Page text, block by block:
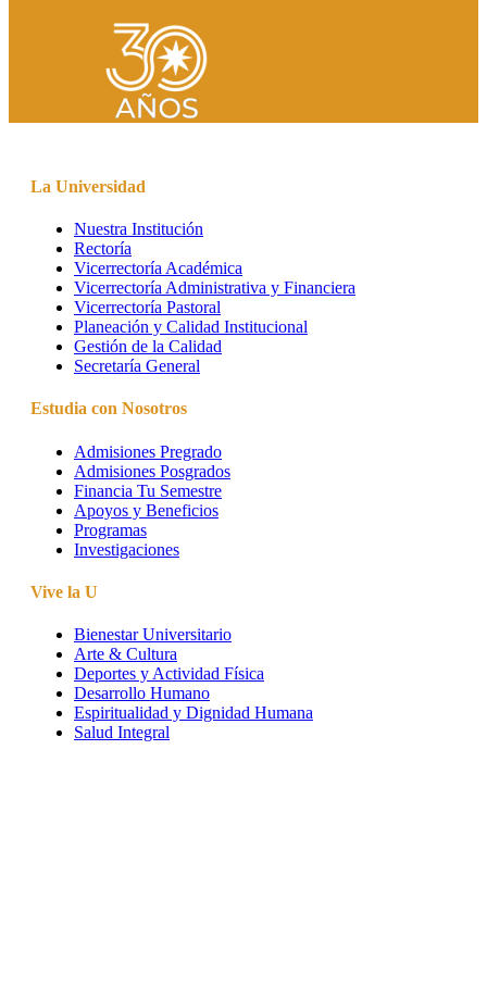
La Universidad
Nuestra Institución
Rectoría
Vicerrectoría Académica
Vicerrectoría Administrativa y Financiera
Vicerrectoría Pastoral
Planeación y Calidad Institucional
Gestión de la Calidad
Secretaría General
Estudia con Nosotros
Admisiones Pregrado
Admisiones Posgrados
Financia Tu Semestre
Apoyos y Beneficios
Programas
Investigaciones
Vive la U
Bienestar Universitario
Arte & Cultura
Deportes y Actividad Física
Desarrollo Humano
Espiritualidad y Dignidad Humana
Salud Integral